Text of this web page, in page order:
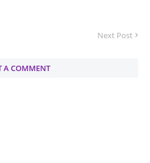
Next Post
A COMMENT